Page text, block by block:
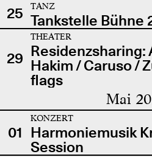
25
TANZ
Tankstelle Bühne
29
THEATER
Residenzsharing:
Hakim / Caruso /
flags
Mai
01
KONZERT
Harmoniemusik
Session